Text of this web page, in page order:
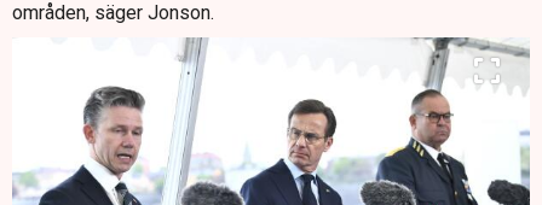
områden, säger Jonson.